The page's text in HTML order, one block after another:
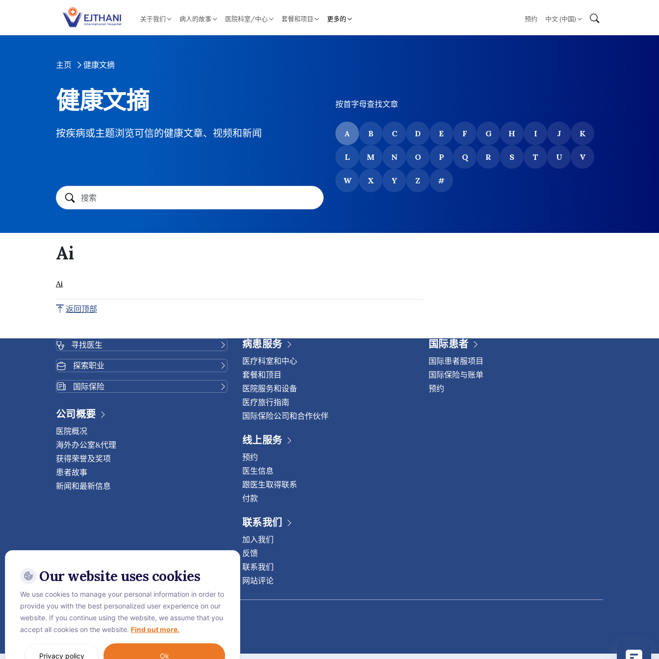
关于我们 病人的故事 医院科室/中心 套餐和项目 更多的 预约 中文 (中国)
主页 健康文摘
健康文摘
按疾病或主题浏览可信的健康文章、视频和新闻
按首字母查找文章
A B C D E F G H I J K
L M N O P Q R S T U V
W X Y Z #
ai
Ai
返回顶部
寻找医生
探索职业
国际保险
公司概要
医院概况
海外办公室&代理
获得荣誉及奖项
患者故事
新闻和最新信息
病患服务
医疗科室和中心
套餐和顶目
医院服务和设备
医疗旅行指南
国际保险公司和合作伙伴
线上服务
预约
医生信息
跟医生取得联系
付款
联系我们
加入我们
反馈
联系我们
网站评论
国际患者
国际患者服项目
国际保险与账单
预约
关注威它尼国际医院
Our website uses cookies
We use cookies to manage your personal information in order to
provide you with the best personalized user experience on our
website. If you continue using the website, we assume that you
accept all cookies on the website. Find out more.
Ok
Privacy policy